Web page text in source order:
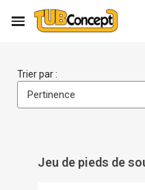
Trier par :